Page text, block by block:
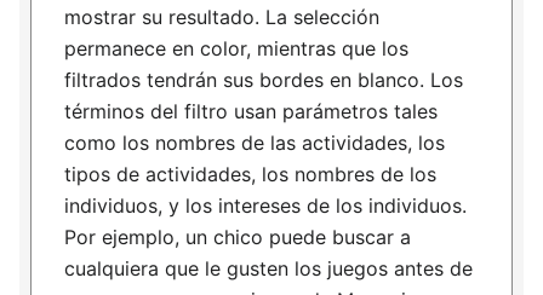
mostrar su resultado. La selección
permanece en color, mientras que los
filtrados tendrán sus bordes en blanco. Los
términos del filtro usan parámetros tales
como los nombres de las actividades, los
tipos de actividades, los nombres de los
individuos, y los intereses de los individuos.
Por ejemplo, un chico puede buscar a
cualquiera que le gusten los juegos antes de